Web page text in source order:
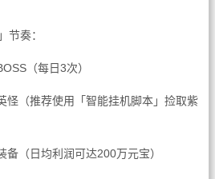
节奏：
（每日3次）
怪（推荐使用「智能挂机脚本」捡取紫
（日均利润可达200万元宝）